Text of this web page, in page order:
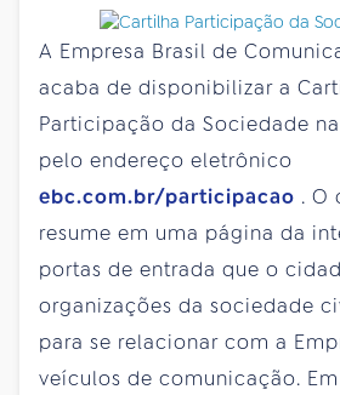
A Empresa Brasil de
acaba de disponibilizar a
Participação da Sociedade
pelo endereço eletrônico
ebc.com.br/participacao . O
resume em uma página da
portas de entrada que o
organizações da sociedade
para se relacionar com a
veículos de comunicação.